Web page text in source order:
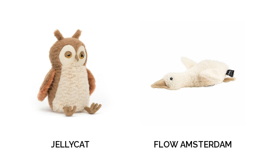
JELLYCAT FLOW AMSTERDAM